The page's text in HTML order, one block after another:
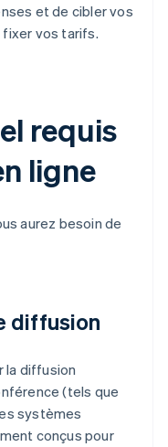
et de cibler vos
vos tarifs.
requis
ligne
aurez besoin de
diffusion
la diffusion
(tels que
systèmes
conçus pour